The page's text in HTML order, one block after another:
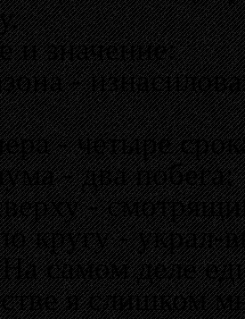
и значение:
-
- четыре
- два побега;
-
кругу -
самом деле
я слишком